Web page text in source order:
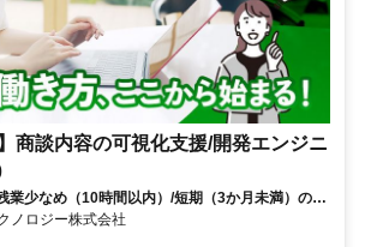
商談内容の可視化支援/開発エンジニ
業少なめ（10時間以内）/短期（3か月未満）のお
までのご経験を活かして、更なるキャリアアップ
ノロジー株式会社